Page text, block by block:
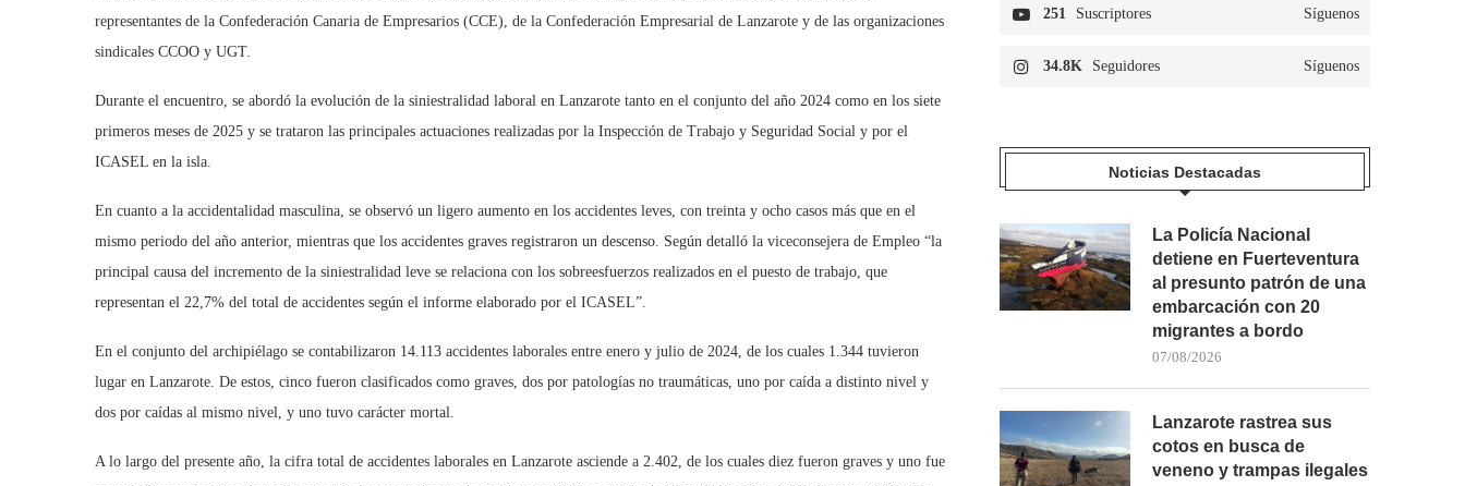
representantes de la Confederación Canaria de Empresarios (CCE), de la Confederación Empresarial de Lanzarote y de las organizaciones
sindicales CCOO y UGT.
Durante el encuentro, se abordó la evolución de la siniestralidad laboral en Lanzarote tanto en el conjunto del año 2024 como en los siete
primeros meses de 2025 y se trataron las principales actuaciones realizadas por la Inspección de Trabajo y Seguridad Social y por el
ICASEL en la isla.
En cuanto a la accidentalidad masculina, se observó un ligero aumento en los accidentes leves, con treinta y ocho casos más que en el
mismo periodo del año anterior, mientras que los accidentes graves registraron un descenso. Según detalló la viceconsejera de Empleo “la
principal causa del incremento de la siniestralidad leve se relaciona con los sobreesfuerzos realizados en el puesto de trabajo, que
representan el 22,7% del total de accidentes según el informe elaborado por el ICASEL”.
En el conjunto del archipiélago se contabilizaron 14.113 accidentes laborales entre enero y julio de 2024, de los cuales 1.344 tuvieron
lugar en Lanzarote. De estos, cinco fueron clasificados como graves, dos por patologías no traumáticas, uno por caída a distinto nivel y
dos por caídas al mismo nivel, y uno tuvo carácter mortal.
A lo largo del presente año, la cifra total de accidentes laborales en Lanzarote asciende a 2.402, de los cuales diez fueron graves y uno fue
251 Suscriptores Síguenos
34.8K Seguidores Síguenos
Noticias Destacadas
La Policía Nacional
detiene en Fuerteventura
al presunto patrón de una
embarcación con 20
migrantes a bordo
07/08/2026
Lanzarote rastrea sus
cotos en busca de
veneno y trampas ilegales